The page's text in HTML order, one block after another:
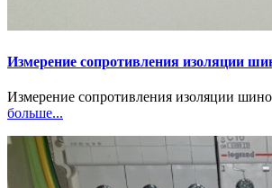
Измерение сопротивления изоляции
Измерение сопротивления изоляции
больше...